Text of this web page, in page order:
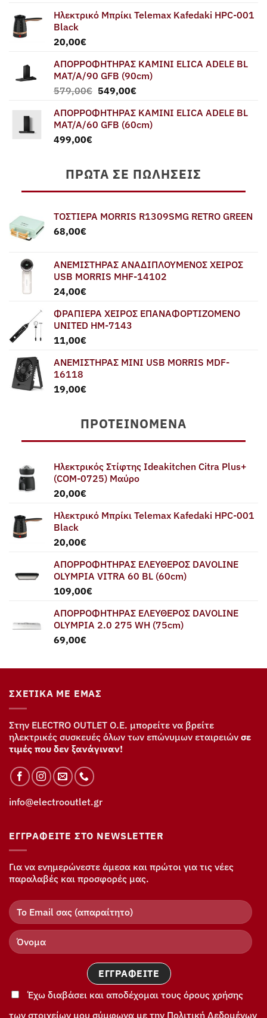
Ηλεκτρικό Μπρίκι Telemax Kafedaki HPC-001
Black
20,00€
ΑΠΟΡΡΟΦΗΤΗΡΑΣ ΚΑΜΙΝΙ ELICA ADELE BL
MAT/A/90 GFB (90cm)
579,00€ Original
was:
579,00€.
549,00€Η
τιμή
είναι:
ΑΠΟΡΡΟΦΗΤΗΡΑΣ ΚΑΜΙΝΙ ELICA ADELE BL
MAT/A/60 GFB (60cm)
499,00€
ΠΡΏΤΑ ΣΕ ΠΩΛΉΣΕΙΣ
ΤΟΣΤΙΕΡΑ MORRIS R1309SMG RETRO GREEN
68,00€
ΑΝΕΜΙΣΤΗΡΑΣ ΑΝΑΔΙΠΛΟΥΜΕΝΟΣ ΧΕΙΡΟΣ
USB MORRIS MHF-14102
24,00€
ΦΡΑΠΙΕΡΑ ΧΕΙΡΟΣ ΕΠΑΝΑΦΟΡΤΙΖΟΜΕΝΟ
UNITED HM-7143
11,00€
ΑΝΕΜΙΣΤΗΡΑΣ MINI USB MORRIS MDF-
16118
19,00€
ΠΡΟΤΕΙΝΌΜΕΝΑ
Ηλεκτρικός Στίφτης Ideakitchen Citra Plus+
(COM-0725) Μαύρο
20,00€
Ηλεκτρικό Μπρίκι Telemax Kafedaki HPC-001
Black
20,00€
ΑΠΟΡΡΟΦΗΤΗΡΑΣ ΕΛΕΥΘΕΡΟΣ DAVOLINE
OLYMPIA VITRA 60 BL (60cm)
109,00€
ΑΠΟΡΡΟΦΗΤΗΡΑΣ ΕΛΕΥΘΕΡΟΣ DAVOLINE
OLYMPIA 2.0 275 WH (75cm)
69,00€
ΣΧΕΤΙΚΆ ΜΕ ΕΜΆΣ
Στην ELECTRO OUTLET Ο.Ε. μπορείτε να βρείτε
ηλεκτρικές συσκευές όλων των επώνυμων εταιρειών σε
τιμές που δεν ξανάγιναν!
info@electrooutlet.gr
ΕΓΓΡΑΦΕΊΤΕ ΣΤΟ NEWSLETTER
Για να ενημερώνεστε άμεσα και πρώτοι για τις νέες
παραλαβές και προσφορές μας.
Έχω διαβάσει και αποδέχομαι τους όρους χρήσης
των στοιχείων μου σύμφωνα με την Πολιτική Δεδομένων